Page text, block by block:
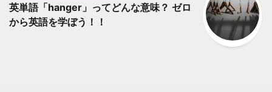
英単語「hanger」ってどんな意味？ ゼロ
から英語を学ぼう！！